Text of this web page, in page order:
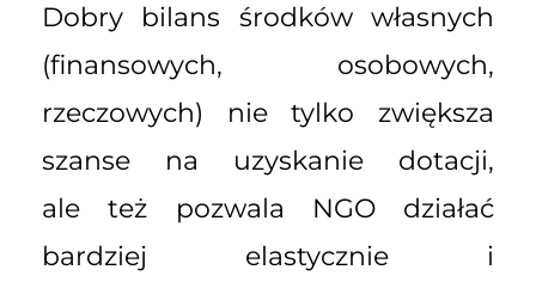
Dobry bilans środków własnych
(finansowych, osobowych,
rzeczowych) nie tylko zwiększa
szanse na uzyskanie dotacji,
ale też pozwala NGO działać
bardziej elastycznie i